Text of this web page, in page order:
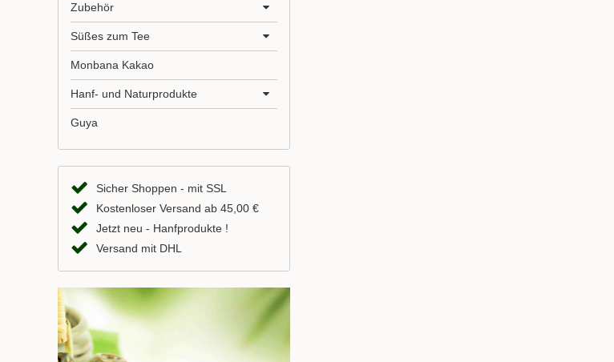
Zubehör
Süßes zum Tee
Monbana Kakao
Hanf- und Naturprodukte
Guya
Sicher Shoppen - mit SSL
Kostenloser Versand ab 45,00 €
Jetzt neu - Hanfprodukte !
Versand mit DHL